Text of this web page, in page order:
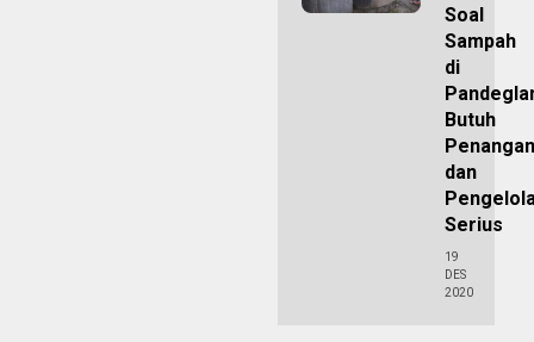
Soal
Sampah
di
Butuh
dan
Serius
19
DES
2020